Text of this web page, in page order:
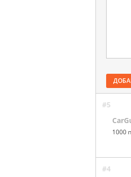
#5
1000
#4